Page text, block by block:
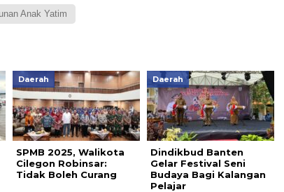
Anak Yatim
Daerah
SPMB 2025, Walikota
Cilegon Robinsar:
Tidak Boleh Curang
Daerah
Dindikbud Banten
Gelar Festival Seni
Budaya Bagi Kalangan
Pelajar